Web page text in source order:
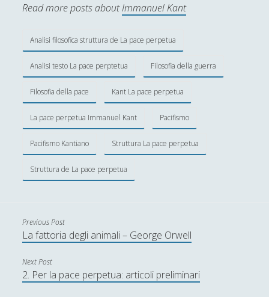
► Scienza(84)
Storia (144)
► Random(28)
► Ironia(7)
► Un Po’ Di Narrativa(7)
► Attualità(12)
► Azione Filosofica(4)
► Collana di Scuola Filosofica
► Didattica(7)
► Economia
Filologia(4)
Read more posts aboutImmanuel Kant
Analisi filosofica struttura de La pace perpetua
Analisi testo La pace perptetua Filosofia della guerra
Filosofia della pace Kant La pace perpetua
La pace perpetua Immanuel Kant Pacifismo
Pacifismo Kantiano Struttura La pace perpetua
Struttura de La pace perpetua
Previous Post
La fattoria degli animali – George Orwell
Next Post
2. Per la pace perpetua: articoli preliminari